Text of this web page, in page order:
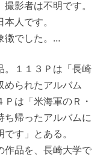
影者は不明です。
人です。
徴でした。…
。１１３Ｐは「長崎
められたアルバム
は「米海軍のＲ・
ち帰ったアルバムに
す」とある。
作品を、長崎大学で